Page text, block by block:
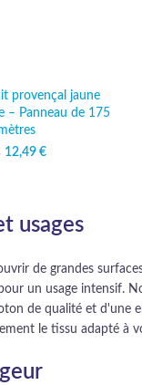
provençal jaune
– Panneau de 175
Le prix initial était :
12,49 €
usages
de grandes
un usage intensif.
de qualité et
le tissu adapté à